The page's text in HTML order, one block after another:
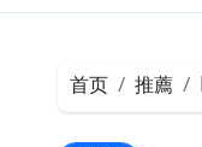
首页 推薦